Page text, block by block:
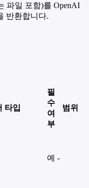
파일 포함)를 OpenAI
반환합니다.
타입
필
수
여
부
범위
예 -